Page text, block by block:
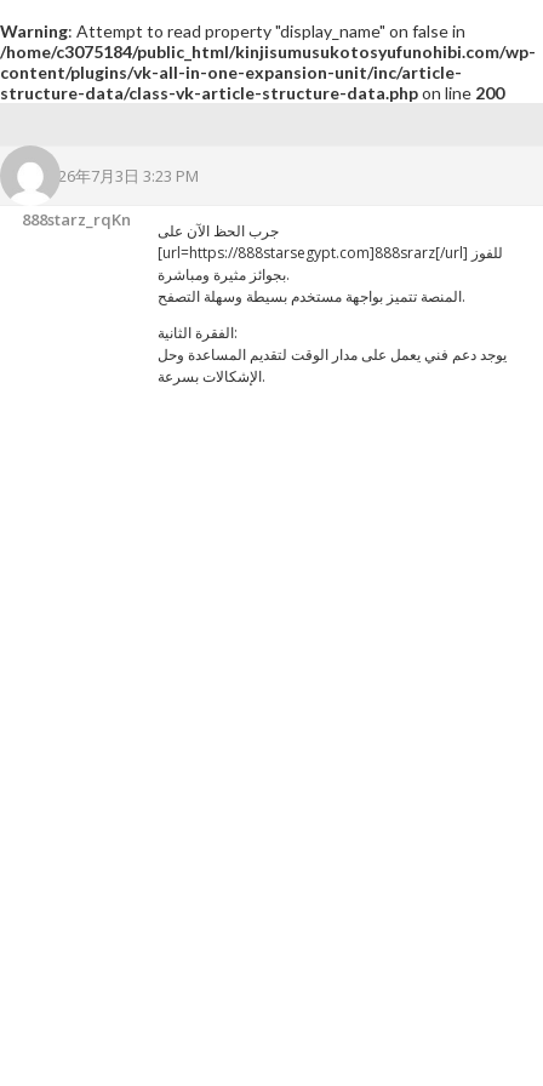
Warning: Attempt to read property "display_name" on false in
/home/c3075184/public_html/kinjisumusukotosyufunohibi.com/wp-
content/plugins/vk-all-in-one-expansion-unit/inc/article-
structure-data/class-vk-article-structure-data.phpon line 200
2026年7月3日 3:23 PM
888starz_rqKn
جرب الحظ الآن على
[url=https://888starsegypt.com]888srarz[/url] للفوز
بجوائز مثيرة ومباشرة.
المنصة تتميز بواجهة مستخدم بسيطة وسهلة التصفح.
الفقرة الثانية:
يوجد دعم فني يعمل على مدار الوقت لتقديم المساعدة وحل
الإشكالات بسرعة.